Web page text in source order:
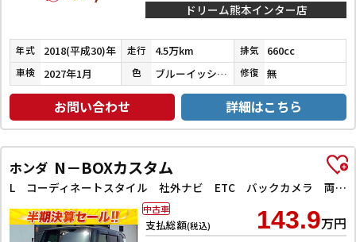
ドリーム熊本インター店
年式 2018(平成30)年 走行 4.5万km 排気 660cc
車検 2027年1月 色 ブルーイッシュブラックパール３ 修復 無
お問い合わせ 詳細はこちら
ホンダ N－BOXカスタム
L コーディネートスタイル 社外ナビ ETC バックカメラ 両側電動スライドドア クリアランスソナー アダプティブクルーズコントロール レーンアシスト 衝突被害軽減システム スマートキー アイドリングストップ 電動格納ミラー
支払総額(税込) 143.9万円
中古車